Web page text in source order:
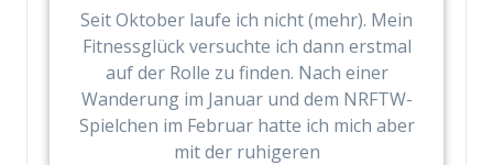
Seit Oktober laufe ich nicht (mehr). Mein
Fitnessglück versuchte ich dann erstmal
auf der Rolle zu finden. Nach einer
Wanderung im Januar und dem NRFTW-
Spielchen im Februar hatte ich mich aber
mit der ruhigeren